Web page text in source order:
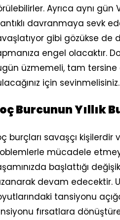
Ayrıca aynı
davranmaya sevk
gibi gözükse de
engel olacaktır.
üzmemeli, tam
için sevinmelisiniz.
Burcunun Yıllık
burçları savaşçı
mücadele
başlattığı
devam edecektir.
tansiyonu
fırsatlara